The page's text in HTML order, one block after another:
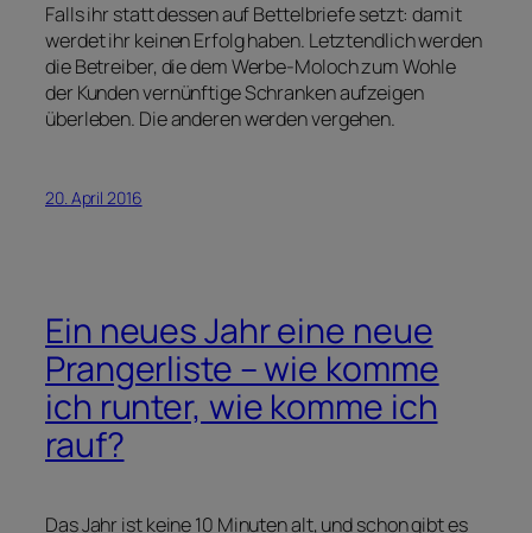
Falls ihr statt dessen auf Bettelbriefe setzt: damit
werdet ihr keinen Erfolg haben. Letztendlich werden
die Betreiber, die dem Werbe-Moloch zum Wohle
der Kunden vernünftige Schranken aufzeigen
überleben. Die anderen werden vergehen.
20. April 2016
Ein neues Jahr eine neue
Prangerliste – wie komme
ich runter, wie komme ich
rauf?
Das Jahr ist keine 10 Minuten alt, und schon gibt es